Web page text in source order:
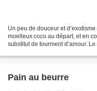
Un peu de douceur et
moelleux coco au départ, et en
substitut de tourment d’amour.
Pain au beurre